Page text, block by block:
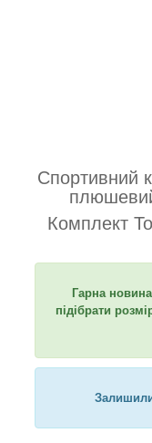
Спортивний
Комплект
Гарна
підібрати